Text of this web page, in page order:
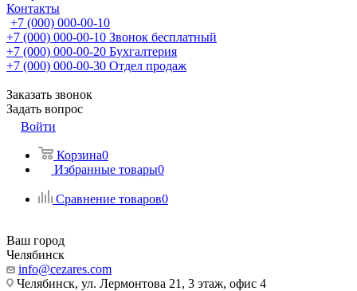
Контакты
+7 (000) 000-00-10
+7 (000) 000-00-10 Звонок бесплатный
+7 (000) 000-00-20 Бухгалтерия
+7 (000) 000-00-30 Отдел продаж
Заказать звонок
Задать вопрос
Войти
Корзина0
Избранные товары0
Сравнение товаров0
Ваш город
Челябинск
info@cezares.com
Челябинск, ул. Лермонтова 21, 3 этаж, офис 4